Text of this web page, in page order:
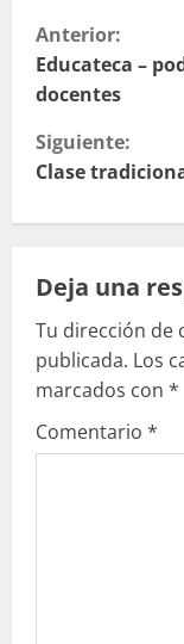
S
i
g
u
e
l
e
y
e
Anterior:
Educateca –
docentes
Siguiente:
Clase
Deja una
Tu dirección de
publicada. Los
marcados con *
Comentario *